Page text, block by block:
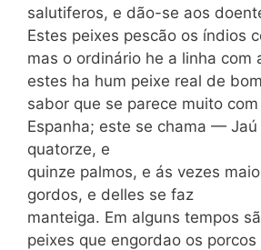
salutiferos, e dão-se aos
Estes peixes pescão os índios
mas o ordinário he a linha com
estes ha hum peixe real de
sabor que se parece mui­to
Espanha; este se chama —
quatorze, e
quinze palmos, e ás vezes
gordos, e delles se faz
manteiga. Em alguns tempos
peixes que engordao os porcos